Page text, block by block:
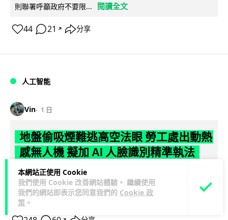
本網站正使用 Cookie
我們使用 Cookie 改善網站體驗。 繼續使用
我們的網站即表示您同意我們的 Cookie 政
策 。
則聯署呼籲政府不要限...
閱讀全文
44 21 ↗ 分享
人工智能
Vin 1 日
地盤偷吸煙難逃高空法眼 勞工處出動熱
感無人機 擬加 AI 人臉識別精準執法
勞工處投入配備熱感應鏡頭的小型無人機進行高空巡邏以打擊
地盤違例吸煙，並正研究於未來一年內引入 AI 人臉識別與行為
分析功能，結合三大技術進一...
閱讀全文